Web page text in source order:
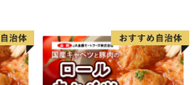
や野崎島を未来へ残すための保全
後継者対策等に活用させていただ